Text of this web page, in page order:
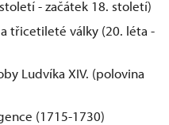
- začátek 18. století)
třicetileté války (20. léta -
Ludvíka XIV. (polovina
(1715-1730)